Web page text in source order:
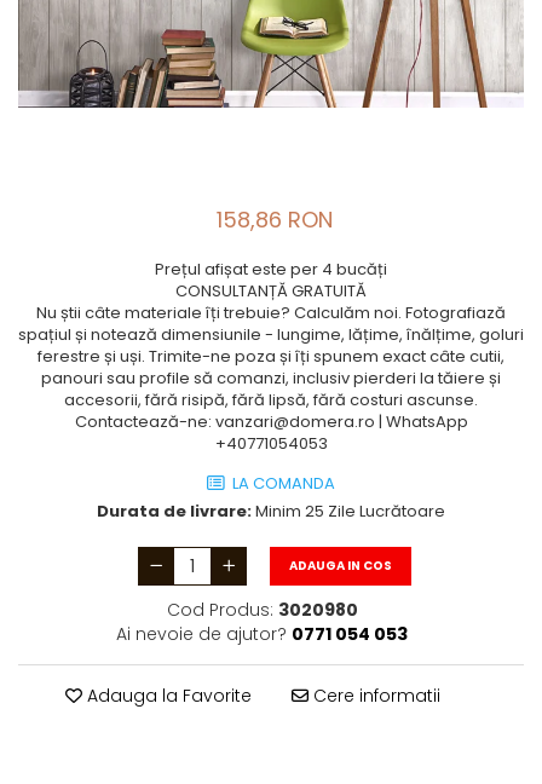
158,86 RON
Prețul afișat este per 4 bucăți
CONSULTANȚĂ GRATUITĂ
Nu știi câte materiale îți trebuie? Calculăm noi. Fotografiază
spațiul și notează dimensiunile - lungime, lățime, înălțime, goluri
ferestre și uși. Trimite-ne poza și îți spunem exact câte cutii,
panouri sau profile să comanzi, inclusiv pierderi la tăiere și
accesorii, fără risipă, fără lipsă, fără costuri ascunse.
Contactează-ne: vanzari@domera.ro | WhatsApp
+40771054053
LA COMANDA
Durata de livrare:Minim 25 Zile Lucrătoare
ADAUGA IN COS
Cod Produs: 3020980
Ai nevoie de ajutor? 0771 054 053
Adauga la Favorite Cere informatii